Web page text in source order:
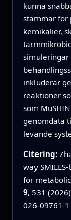
kunna
stammar för
kemikalier,
simuleringar
inkluderar
reaktioner
som
genomdata
levande
Citering:
way
for
9, 531
026-09761-1